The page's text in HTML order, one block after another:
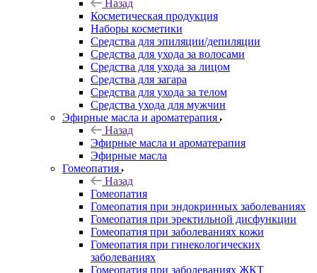
Назад
Косметическая продукция
Наборы косметики
Средства для эпиляции/депиляции
Средства для ухода за волосами
Средства для ухода за лицом
Средства для загара
Средства для ухода за телом
Средства ухода для мужчин
Эфирные масла и ароматерапия
Назад
Эфирные масла и ароматерапия
Эфирные масла
Гомеопатия
Назад
Гомеопатия
Гомеопатия при эндокринных заболеваниях
Гомеопатия при эректильной дисфункции
Гомеопатия при заболеваниях кожи
Гомеопатия при гинекологических
заболеваниях
Гомеопатия при заболеваниях ЖКТ